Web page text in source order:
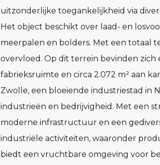
uitzonderlijke toegankelijkheid via
Het object beschikt over laad- en
meerpalen en bolders. Met een totaal
overvloed. Op dit terrein bevinden zich
fabrieksruimte en circa 2.072 m² aan
Zwolle, een bloeiende industriestad in
industrieën en bedrijvigheid. Met een
moderne infrastructuur en een
industriële activiteiten, waaronder
biedt een vruchtbare omgeving voor